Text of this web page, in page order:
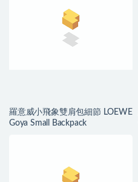
羅意威小飛象雙肩包細節 LOEWE
Goya Small Backpack